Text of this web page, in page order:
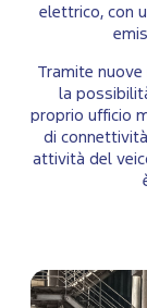
elettrico, con
Tramite
la
proprio ufficio
di
attività del